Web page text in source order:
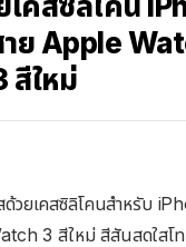
าย Apple
สีใหม่
วยเคสซิลิโคนสำหรับ
3 สีใหม่ สีสันสดใสโ